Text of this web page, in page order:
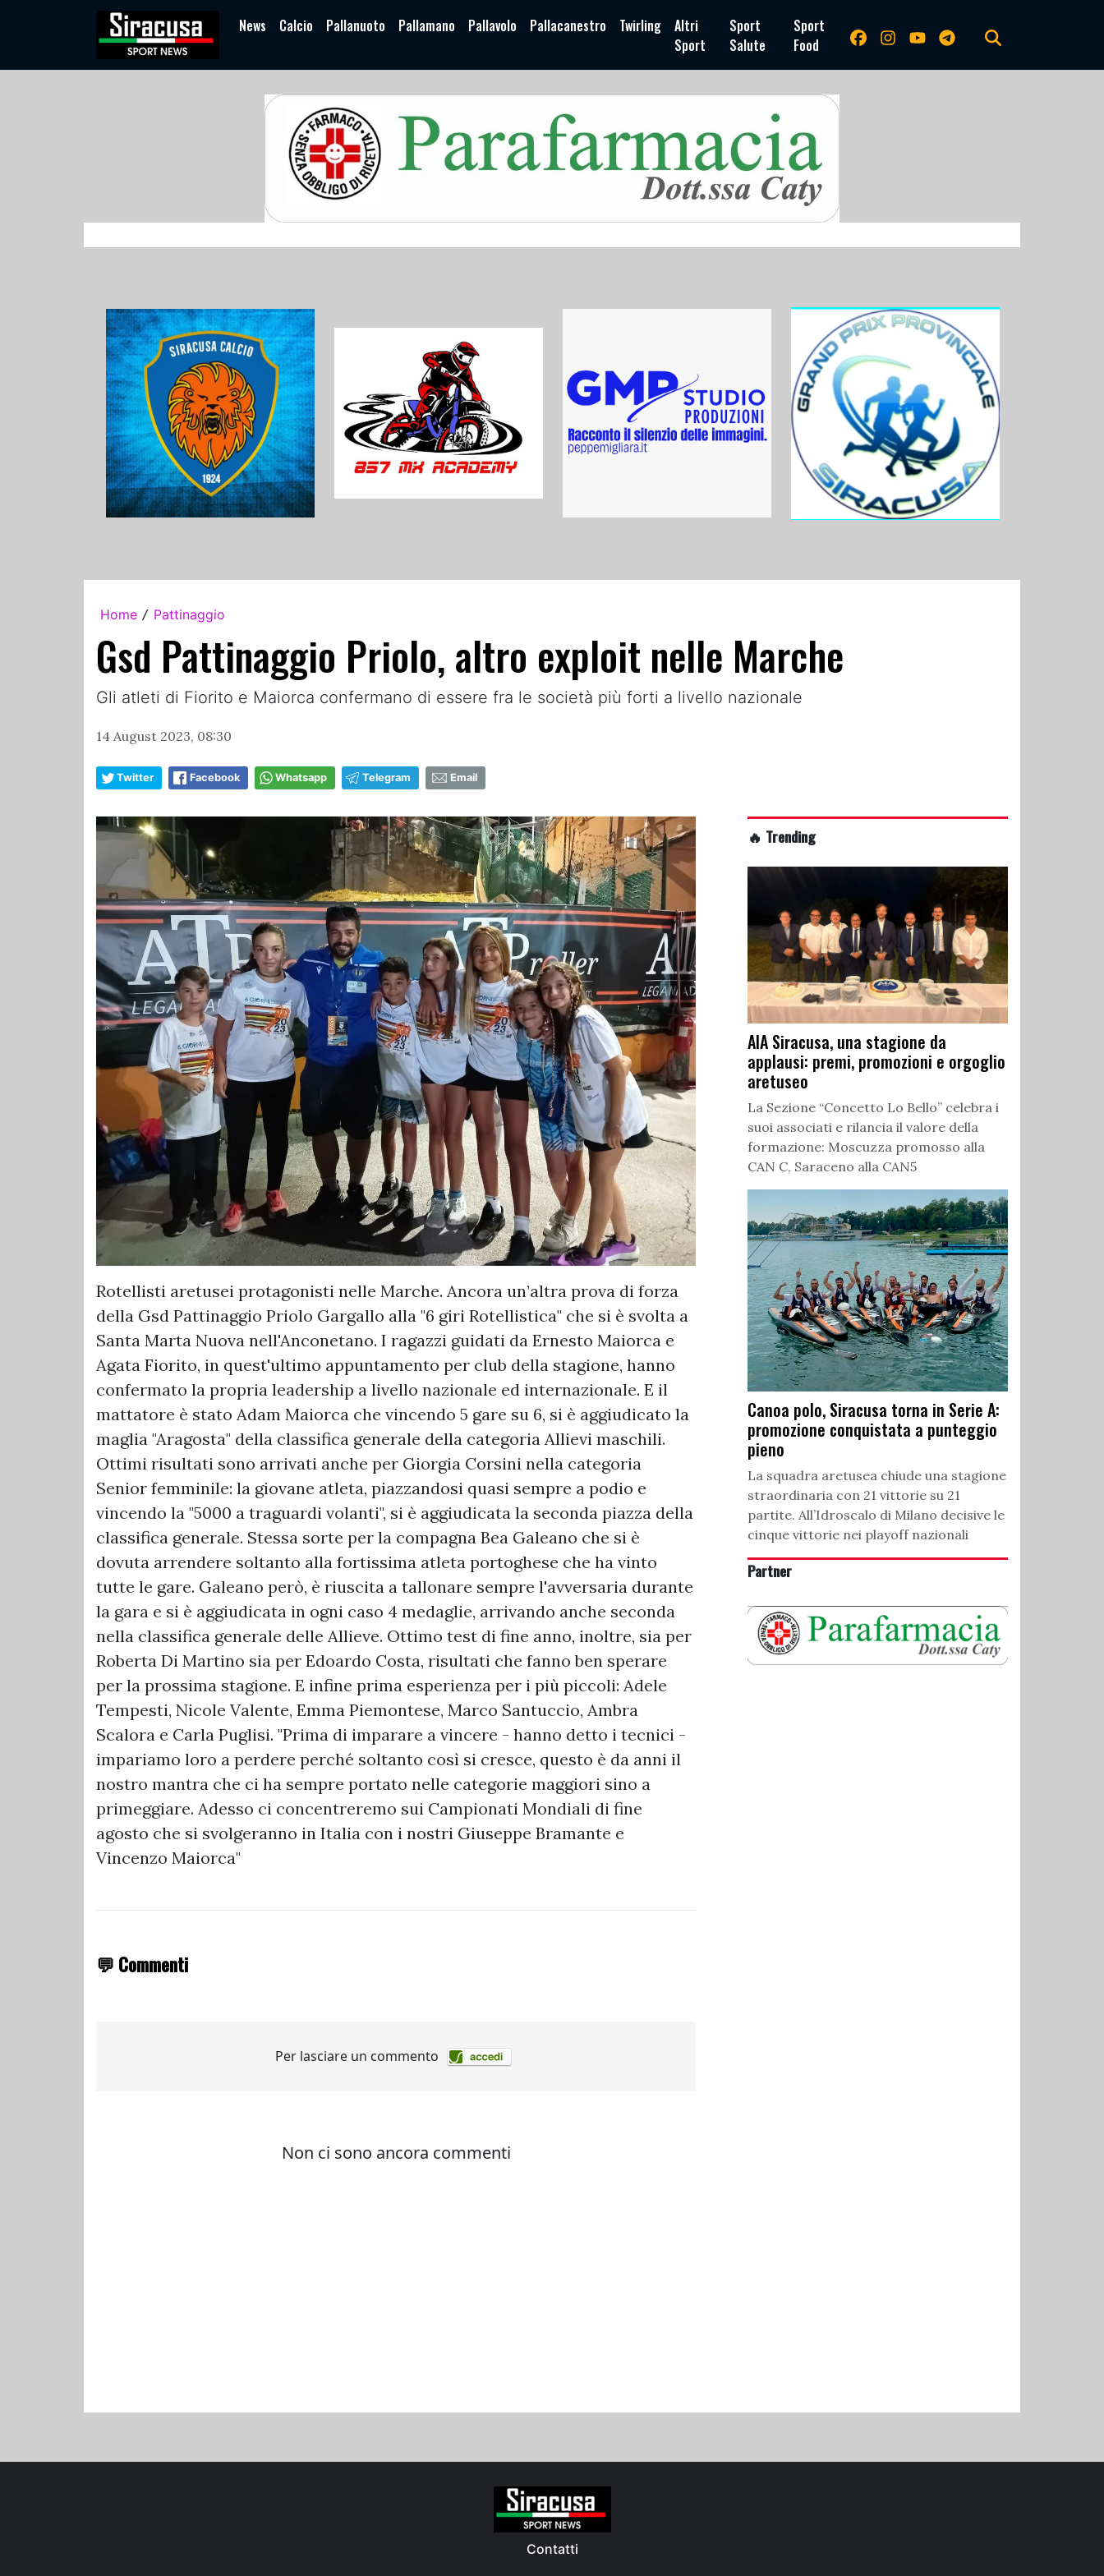
News Calcio Pallanuoto Pallamano Pallavolo Pallacanestro Twirling
Altri
Sport
Sport
Salute
Sport
Food
Home / Pattinaggio
Gsd Pattinaggio Priolo, altro exploit nelle Marche
Gli atleti di Fiorito e Maiorca confermano di essere fra le società più forti a livello nazionale
14 August 2023, 08:30
Twitter Facebook Whatsapp Telegram Email
Rotellisti aretusei protagonisti nelle Marche. Ancora un’altra prova di forza
della Gsd Pattinaggio Priolo Gargallo alla "6 giri Rotellistica" che si è svolta a
Santa Marta Nuova nell'Anconetano. I ragazzi guidati da Ernesto Maiorca e
Agata Fiorito, in quest'ultimo appuntamento per club della stagione, hanno
confermato la propria leadership a livello nazionale ed internazionale. E il
mattatore è stato Adam Maiorca che vincendo 5 gare su 6, si è aggiudicato la
maglia "Aragosta" della classifica generale della categoria Allievi maschili.
Ottimi risultati sono arrivati anche per Giorgia Corsini nella categoria
Senior femminile: la giovane atleta, piazzandosi quasi sempre a podio e
vincendo la "5000 a traguardi volanti", si è aggiudicata la seconda piazza della
classifica generale. Stessa sorte per la compagna Bea Galeano che si è
dovuta arrendere soltanto alla fortissima atleta portoghese che ha vinto
tutte le gare. Galeano però, è riuscita a tallonare sempre l'avversaria durante
la gara e si è aggiudicata in ogni caso 4 medaglie, arrivando anche seconda
nella classifica generale delle Allieve. Ottimo test di fine anno, inoltre, sia per
Roberta Di Martino sia per Edoardo Costa, risultati che fanno ben sperare
per la prossima stagione. E infine prima esperienza per i più piccoli: Adele
Tempesti, Nicole Valente, Emma Piemontese, Marco Santuccio, Ambra
Scalora e Carla Puglisi. "Prima di imparare a vincere - hanno detto i tecnici -
impariamo loro a perdere perché soltanto così si cresce, questo è da anni il
nostro mantra che ci ha sempre portato nelle categorie maggiori sino a
primeggiare. Adesso ci concentreremo sui Campionati Mondiali di fine
agosto che si svolgeranno in Italia con i nostri Giuseppe Bramante e
Vincenzo Maiorca"
💬 Commenti
🔥 Trending
AIA Siracusa, una stagione da
applausi: premi, promozioni e orgoglio
aretuseo
La Sezione “Concetto Lo Bello” celebra i
suoi associati e rilancia il valore della
formazione: Moscuzza promosso alla
CAN C, Saraceno alla CAN5
Canoa polo, Siracusa torna in Serie A:
promozione conquistata a punteggio
pieno
La squadra aretusea chiude una stagione
straordinaria con 21 vittorie su 21
partite. All’Idroscalo di Milano decisive le
cinque vittorie nei playoff nazionali
Partner
Contatti